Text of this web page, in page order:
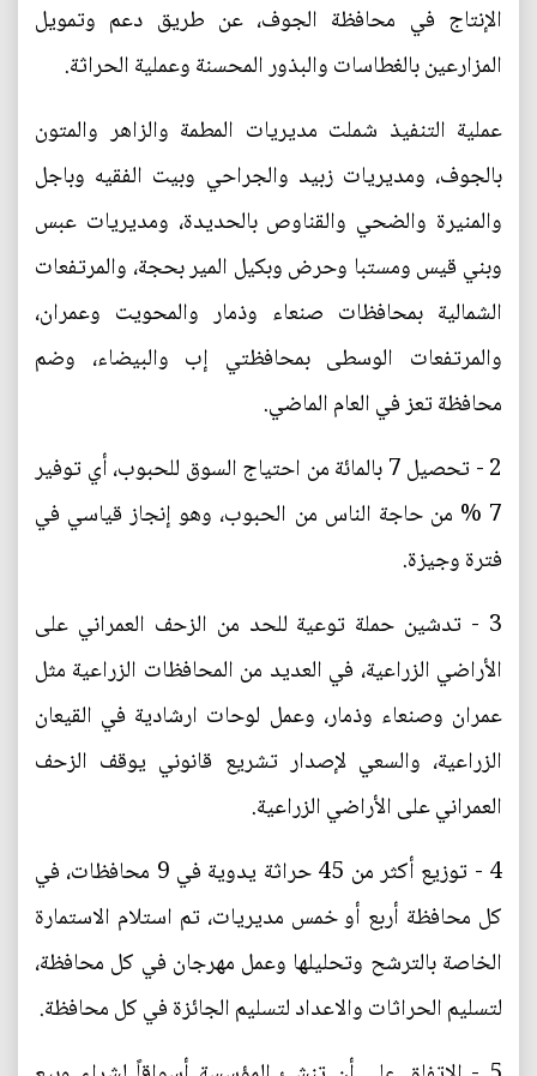
الإنتاج في محافظة الجوف، عن طريق دعم وتمويل
المزارعين بالغطاسات والبذور المحسنة وعملية الحراثة.
عملية التنفيذ شملت مديريات المطمة والزاهر والمتون
بالجوف، ومديريات زبيد والجراحي وبيت الفقيه وباجل
والمنيرة والضحي والقناوص بالحديدة، ومديريات عبس
وبني قيس ومستبا وحرض وبكيل المير بحجة، والمرتفعات
الشمالية بمحافظات صنعاء وذمار والمحويت وعمران،
والمرتفعات الوسطى بمحافظتي إب والبيضاء، وضم
محافظة تعز في العام الماضي.
2 - تحصيل 7 بالمائة من احتياج السوق للحبوب، أي توفير
7 % من حاجة الناس من الحبوب، وهو إنجاز قياسي في
فترة وجيزة.
3 - تدشين حملة توعية للحد من الزحف العمراني على
الأراضي الزراعية، في العديد من المحافظات الزراعية مثل
عمران وصنعاء وذمار، وعمل لوحات ارشادية في القيعان
الزراعية، والسعي لإصدار تشريع قانوني يوقف الزحف
العمراني على الأراضي الزراعية.
4 - توزيع أكثر من 45 حراثة يدوية في 9 محافظات، في
كل محافظة أربع أو خمس مديريات، تم استلام الاستمارة
الخاصة بالترشح وتحليلها وعمل مهرجان في كل محافظة،
لتسليم الحراثات والاعداد لتسليم الجائزة في كل محافظة.